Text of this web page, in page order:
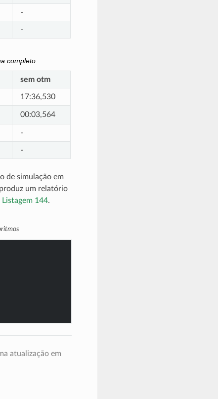
-
-
completo
sem otm
17:36,530
00:03,564
-
-
de simulação em
um relatório
Listagem 144.
atualização em